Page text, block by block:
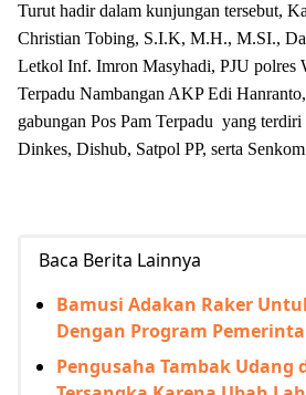
Turut hadir dalam kunjungan tersebut,
Christian Tobing, S.I.K, M.H., M.SI.,
Letkol Inf. Imron Masyhadi, PJU polres
Terpadu Nambangan AKP Edi
gabungan Pos Pam Terpadu yang
Dinkes, Dishub, Satpol PP, serta
Baca Berita Lainnya
Bamusi Adakan Raker
Dengan Program
Pengusaha Tambak Udang